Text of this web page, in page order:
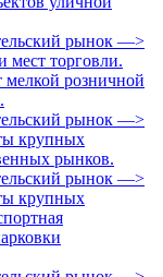
рынок —>
мест торговли.
мелкой розничной
рынок —>
крупных
рынков.
рынок —>
крупных